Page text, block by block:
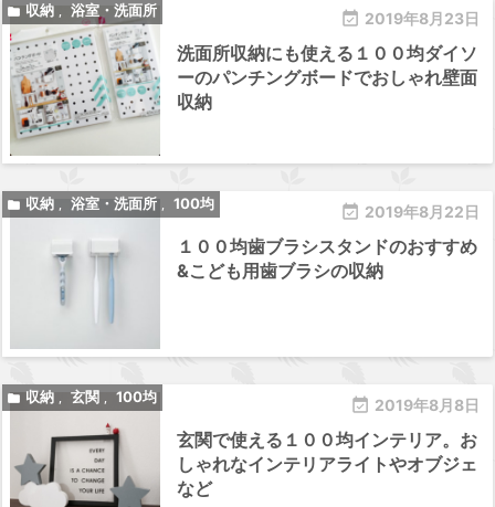
 2019年8月23日
 収納 浴室・洗面所
洗面所収納にも使える１００均ダイソ
ーのパンチングボードでおしゃれ壁面
収納
 2019年8月22日
 収納 浴室・洗面所 100均
１００均歯ブラシスタンドのおすすめ
&こども用歯ブラシの収納
 2019年8月8日
 収納 玄関 100均
玄関で使える１００均インテリア。お
しゃれなインテリアライトやオブジェ
など